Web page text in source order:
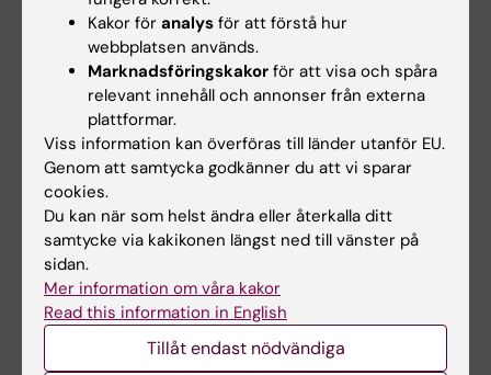
kontorsbaserade marknadsundersökningar
medverka vid leverantörskontakter till
exempel vid uppföljning av avtal/kontakta
leverantör när klagomål finns från beställare
bevaka och initiera avtalsförlängningar i
samråd med institutionerna
medverka i referensgrupper för nya
ramavtal/hitta lämpliga deltagare
Ett sammanhållet verksamhetsstöd
Målet med uppdraget Ett sammanhållet
Kakor för analys för att förstå hur
webbplatsen används.
Marknadsföringskakor för att visa och spåra
relevant innehåll och annonser från externa
plattformar.
Viss information kan överföras till länder utanför EU.
Genom att samtycka godkänner du att vi sparar
cookies.
Du kan när som helst ändra eller återkalla ditt
samtycke via kakikonen längst ned till vänster på
sidan.
Mer information om våra kakor
Read this information in English
Tillåt endast nödvändiga